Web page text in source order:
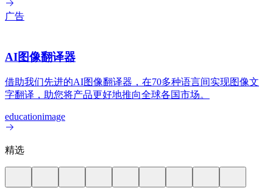
广告
AI图像翻译器
借助我们先进的AI图像翻译器，在70多种语言间实现图像文
字翻译，助您将产品更好地推向全球各国市场。
educationimage
精选